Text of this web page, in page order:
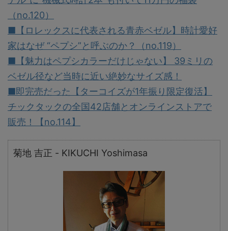
（no.120）
■【ロレックスに代表される青赤ベゼル】時計愛好
家はなぜ “ペプシ”と呼ぶのか？（no.119）
■【魅力はペプシカラーだけじゃない】 39ミリの
ベゼル径など当時に近い絶妙なサイズ感！
■即完売だった【ターコイズが1年振り限定復活】
チックタックの全国42店舗とオンラインストアで
販売！【no.114】
菊地 吉正 - KIKUCHI Yoshimasa